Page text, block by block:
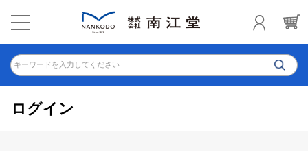
キーワードを入力してください
ログイン